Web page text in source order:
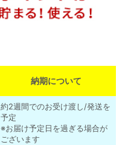
納期について
約2週間でのお受け渡し/発送を
予定
※お届け予定日を過ぎる場合が
ございます